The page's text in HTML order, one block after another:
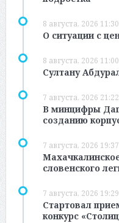
8 августа, 2026 11:30
О ситуации с
8 августа, 2026 11:00
Султану
7 августа, 2026 21:22
В минцифры
созданию
7 августа, 2026 19:37
словенского
7 августа, 2026 19:29
Стартовал
конкурс